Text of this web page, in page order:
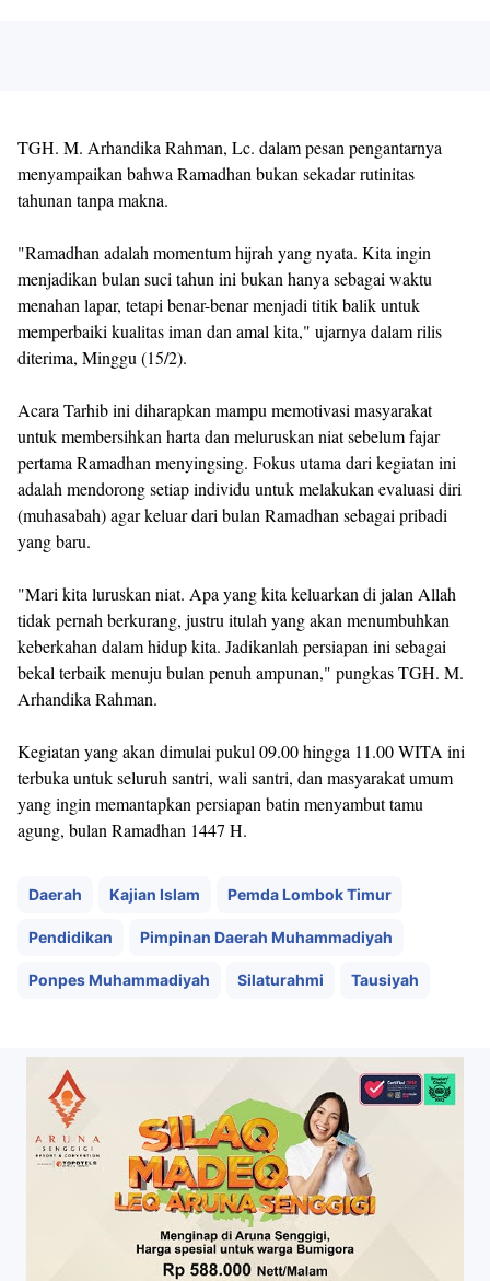
TGH. M. Arhandika Rahman, Lc. dalam pesan pengantarnya
menyampaikan bahwa Ramadhan bukan sekadar rutinitas
tahunan tanpa makna.
"Ramadhan adalah momentum hijrah yang nyata. Kita ingin
menjadikan bulan suci tahun ini bukan hanya sebagai waktu
menahan lapar, tetapi benar-benar menjadi titik balik untuk
memperbaiki kualitas iman dan amal kita," ujarnya dalam rilis
diterima, Minggu (15/2).
Acara Tarhib ini diharapkan mampu memotivasi masyarakat
untuk membersihkan harta dan meluruskan niat sebelum fajar
pertama Ramadhan menyingsing. Fokus utama dari kegiatan ini
adalah mendorong setiap individu untuk melakukan evaluasi diri
(muhasabah) agar keluar dari bulan Ramadhan sebagai pribadi
yang baru.
"Mari kita luruskan niat. Apa yang kita keluarkan di jalan Allah
tidak pernah berkurang, justru itulah yang akan menumbuhkan
keberkahan dalam hidup kita. Jadikanlah persiapan ini sebagai
bekal terbaik menuju bulan penuh ampunan," pungkas TGH. M.
Arhandika Rahman.
Kegiatan yang akan dimulai pukul 09.00 hingga 11.00 WITA ini
terbuka untuk seluruh santri, wali santri, dan masyarakat umum
yang ingin memantapkan persiapan batin menyambut tamu
agung, bulan Ramadhan 1447 H.
Daerah Kajian Islam Pemda Lombok Timur
Pendidikan Pimpinan Daerah Muhammadiyah
Ponpes Muhammadiyah Silaturahmi Tausiyah